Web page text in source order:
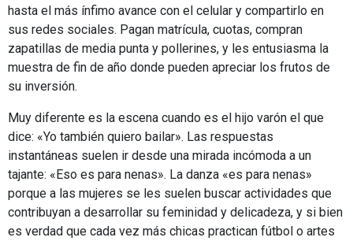
hasta el más ínfimo avance con el celular y compartirlo en
sus redes sociales. Pagan matrícula, cuotas, compran
zapatillas de media punta y pollerines, y les entusiasma la
muestra de fin de año donde pueden apreciar los frutos de
su inversión.
Muy diferente es la escena cuando es el hijo varón el que
dice: «Yo también quiero bailar». Las respuestas
instantáneas suelen ir desde una mirada incómoda a un
tajante: «Eso es para nenas». La danza «es para nenas»
porque a las mujeres se les suelen buscar actividades que
contribuyan a desarrollar su feminidad y delicadeza, y si bien
es verdad que cada vez más chicas practican fútbol o artes